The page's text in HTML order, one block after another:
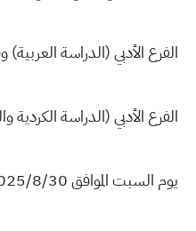
الفرع الأدبي (الدراسة العربية)
الفرع الأدبي (الدراسة الكردية
يوم السبت الموافق 2025/8/30: